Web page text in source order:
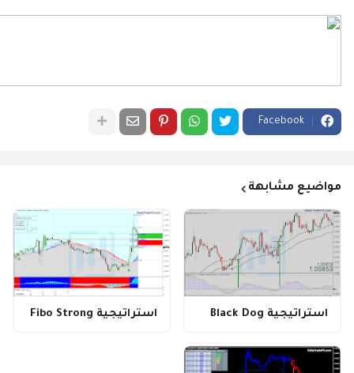
Facebook
مواضيع مشابهة
استراتيجية Black Dog استراتيجية Fibo Strong